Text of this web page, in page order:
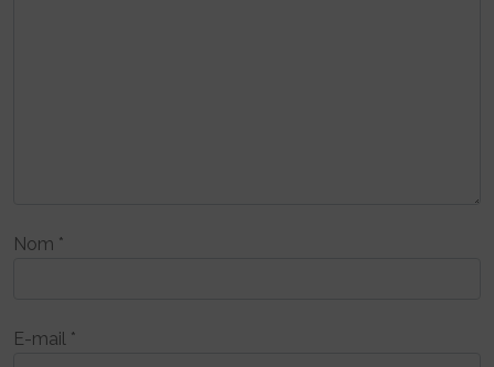
Nom *
E-mail *